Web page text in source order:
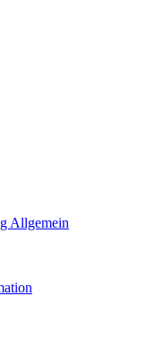
Allgemein